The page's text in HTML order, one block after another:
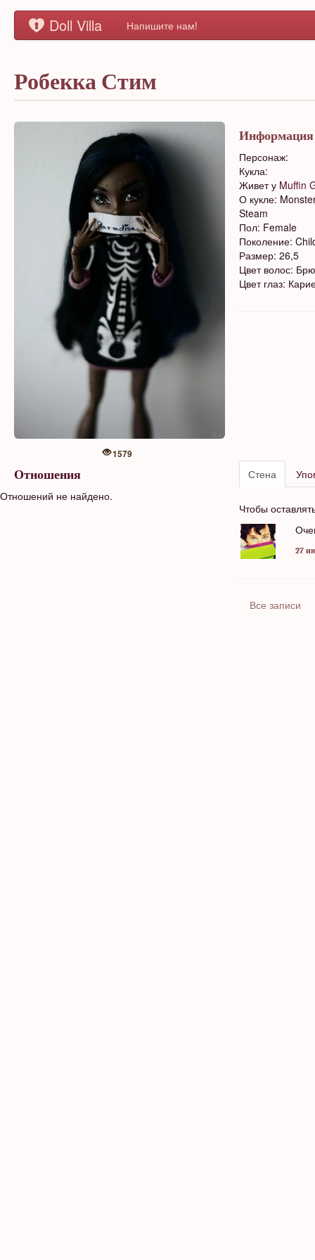
Doll Villa Напишите нам!
Робекка Стим
1579
Информация
Персонаж:
Кукла:
Живет у Muffin
О кукле:
Steam
Пол: Female
Поколение:
Размер: 26,5
Цвет волос:
Цвет глаз:
Отношения
Отношений не найдено.
Стена
Чтобы
27
Все записи